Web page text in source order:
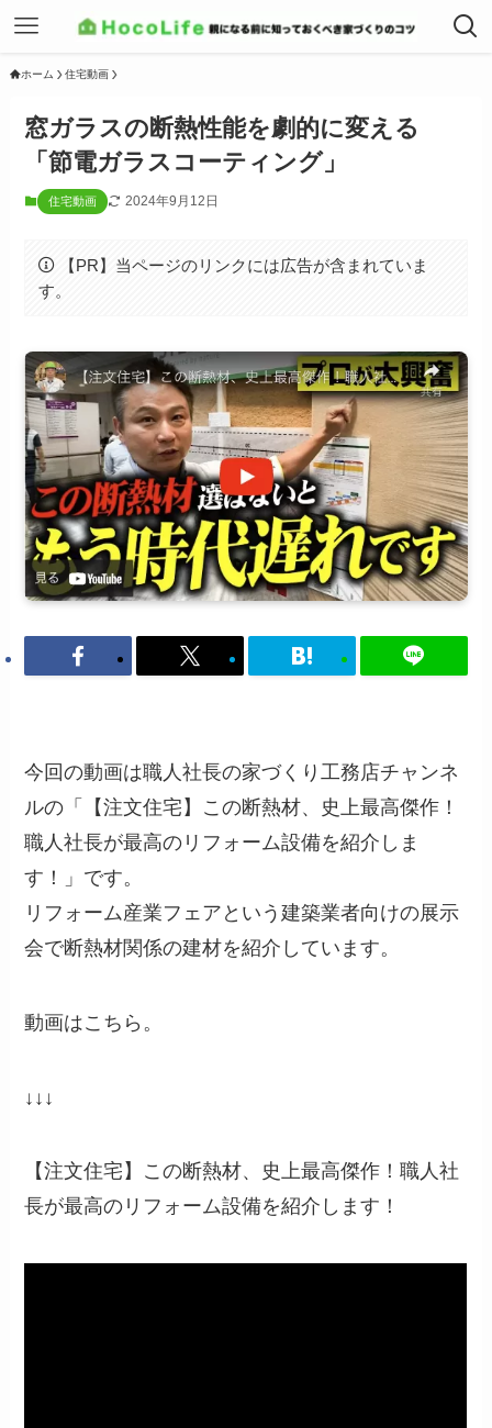
ホーム 住宅動画
窓ガラスの断熱性能を劇的に変える
「節電ガラスコーティング」
住宅動画 2024年9月12日
【PR】当ページのリンクには広告が含まれていま
す。
今回の動画は職人社長の家づくり工務店チャンネ
ルの「【注文住宅】この断熱材、史上最高傑作！
職人社長が最高のリフォーム設備を紹介しま
す！」です。
リフォーム産業フェアという建築業者向けの展示
会で断熱材関係の建材を紹介しています。
動画はこちら。
↓↓↓
【注文住宅】この断熱材、史上最高傑作！職人社
長が最高のリフォーム設備を紹介します！